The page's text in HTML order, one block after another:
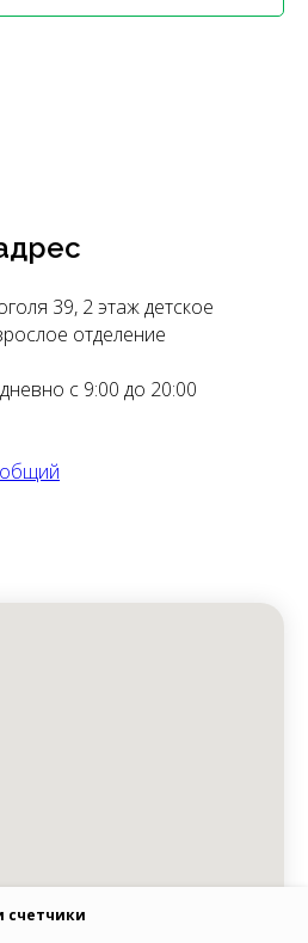
39, 2 этаж детское
отделение
с 9:00 до 20:00
счетчики